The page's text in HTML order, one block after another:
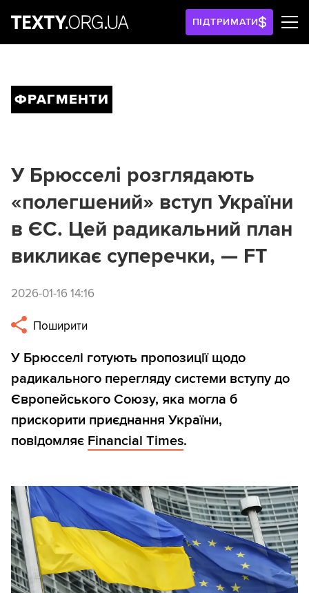
ПІДТРИМАТИ
ФРАГМЕНТИ
У Брюсселі розглядають
«полегшений» вступ України
в ЄС. Цей радикальний план
викликає суперечки, — FT
2026-01-16 14:16
Поширити
У Брюсселі готують пропозиції щодо
радикального перегляду системи вступу до
Європейського Союзу, яка могла б
прискорити приєднання України,
повідомляє Financial Times.